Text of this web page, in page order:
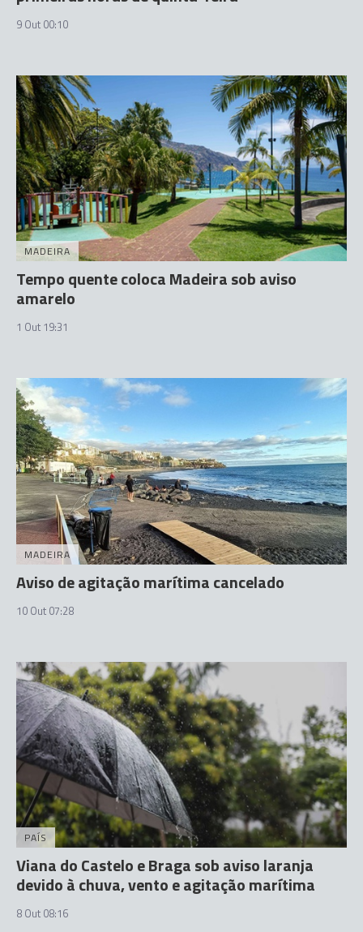
9 Out 00:10
MADEIRA
Tempo quente coloca Madeira sob aviso
amarelo
1 Out 19:31
MADEIRA
Aviso de agitação marítima cancelado
10 Out 07:28
PAÍS
Viana do Castelo e Braga sob aviso laranja
devido à chuva, vento e agitação marítima
8 Out 08:16